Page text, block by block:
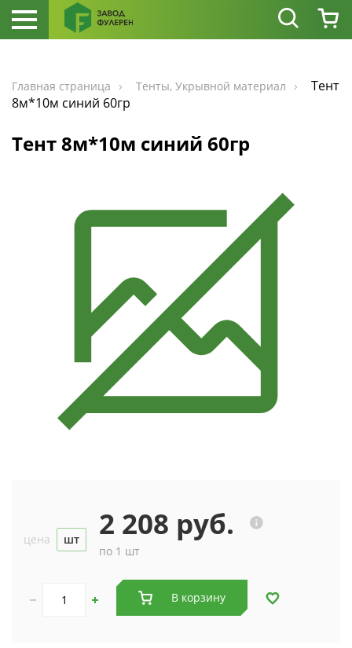
Главная страница Тенты, Укрывной материал
Тент
8м*10м синий 60гр
Тент 8м*10м синий 60гр
цена шт 2 208 руб.
по 1 шт
В корзину